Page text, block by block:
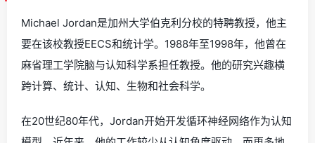
Michael Jordan是加州大学伯克利分校的特聘教授，他主
要在该校教授EECS和统计学。1988年至1998年，他曾在
麻省理工学院脑与认知科学系担任教授。他的研究兴趣横
跨计算、统计、认知、生物和社会科学。
在20世纪80年代，Jordan开始开发循环神经网络作为认知